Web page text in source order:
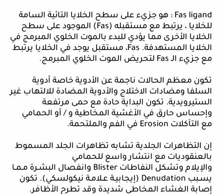
Fas ligand
: هو جزيء على سطح الخلايا التائية السامة
للخلايا ، يرتبط مع مستقبله (Fas) الموجود على سطح
الخلايا الأخرى مما يؤدي للبدء بالموت الخلوي المبرمج في
الخلايا المستهدفة. Fas، مستقبل يوجد في الخلايا يرتبط
مع جزيء الـ Fas لتحريض الموت الخلوي المبرمج.
تكون معظم الحالات ناجمة عن الأدوية خاصة أدوية
السلفا ومضادات الاختلاج والأدوية المضادة للالتهاب غير
الستيرويدية. تكون البداية حادة مع حمى مرتفعة
وإحساس حارق في الأغشية المخاطية و / أو الحمامي
مع التآكلات Erosion في الفم والملتحمة.
إن التظاهرات الجلدية تشابه تظاهرات الجلد المسموط
بالعنقوديات مع انتشار واسع للحمامي
والإيلام وتشكل النفاطات Blister وانفصال البشـرة مـمـا
يسـبب Denudation (إيجابيـة عـلامـة نيكولسكي). تكون
إصابة الغشاء المخاطي شديدة وقد تطرح الأظافر.